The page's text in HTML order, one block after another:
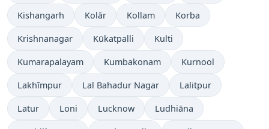
Kishangarh Kolār Kollam Korba
Krishnanagar Kūkatpalli Kulti
Kumarapalayam Kumbakonam Kurnool
Lakhīmpur Lal Bahadur Nagar Lalitpur
Latur Loni Lucknow Ludhiāna